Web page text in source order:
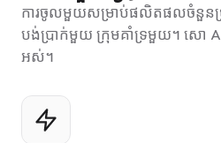
ការចូលមួយសម្រាប់ផលិតផលចំនួនប្
បង់ប្រាក់មួយ ក្រុមគាំទ្រមួយ។ សោ
អស់។